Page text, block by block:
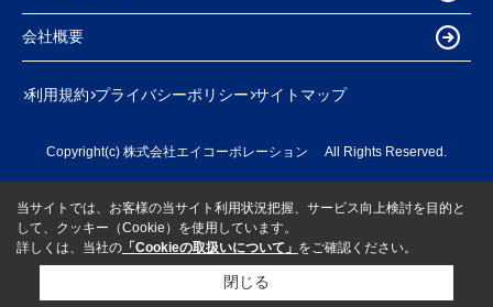
会社概要
利用規約 プライバシーポリシー サイトマップ
Copyright(c) 株式会社エイコーポレーション All Rights Reserved.
当サイトでは、お客様の当サイト利用状況把握、サービス向上検討を目的と
して、クッキー（Cookie）を使用しています。
詳しくは、当社の 「Cookieの取扱いについて」 をご確認ください。
閉じる